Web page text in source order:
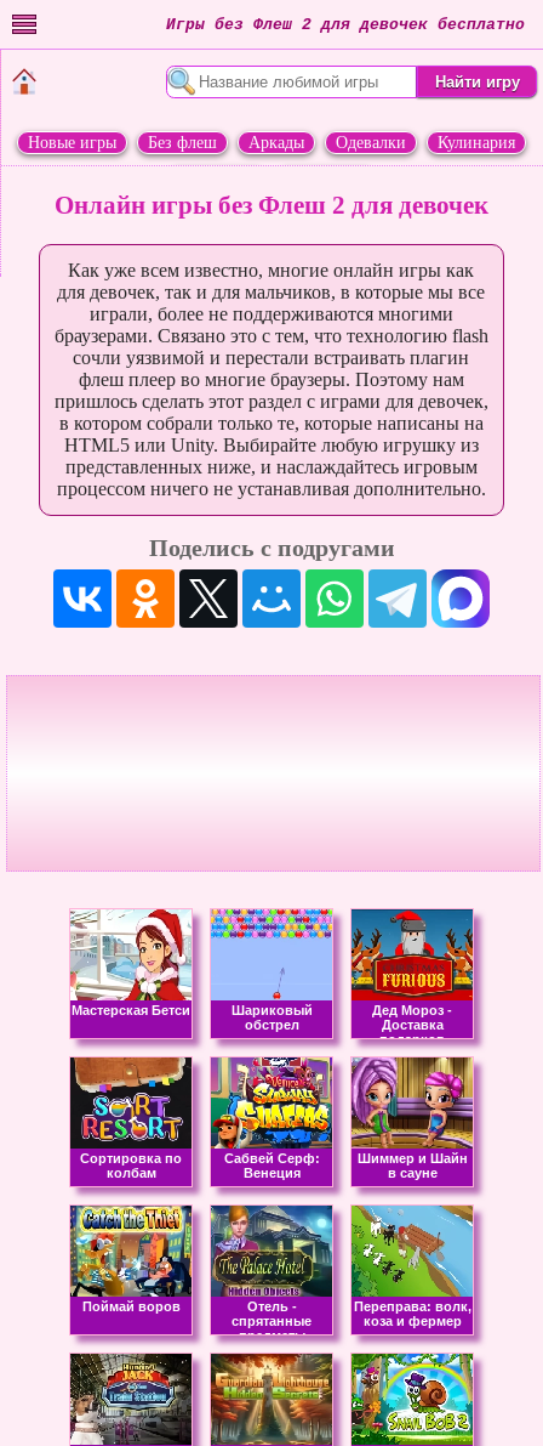
Игры без Флеш 2 для девочек бесплатно
Новые игры Без флеш Аркады Одевалки
Кулинария
Онлайн игры без Флеш 2 для девочек
Как уже всем известно, многие онлайн игры как
для девочек, так и для мальчиков, в которые мы все
играли, более не поддерживаются многими
браузерами. Связано это с тем, что технологию flash
сочли уязвимой и перестали встраивать плагин
флеш плеер во многие браузеры. Поэтому нам
пришлось сделать этот раздел с играми для девочек,
в котором собрали только те, которые написаны на
HTML5 или Unity. Выбирайте любую игрушку из
представленных ниже, и наслаждайтесь игровым
процессом ничего не устанавливая дополнительно.
Поделись с подругами
Мастерская Бетси
Шариковый
обстрел
Дед Мороз -
Доставка
подарков
Сортировка по
колбам
Сабвей Серф:
Венеция
Шиммер и Шайн
в сауне
Поймай воров
Отель -
спрятанные
предметы
Переправа: волк,
коза и фермер